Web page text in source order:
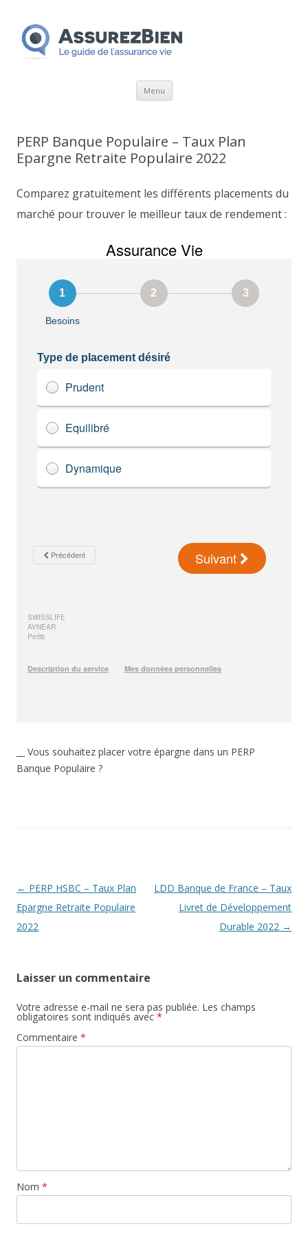
Menu Aller
PERP Banque Populaire – Taux Plan
Epargne Retraite Populaire 2022
Comparez gratuitement les différents placements du
marché pour trouver le meilleur taux de rendement :
__ Vous souhaitez placer votre épargne dans un PERP
Banque Populaire ?
Navigation
des
articles
← PERP HSBC – Taux Plan
Epargne Retraite Populaire
2022
LDD Banque de France – Taux
Livret de Développement
Durable 2022 →
Laisser un commentaire
Votre adresse e-mail ne sera pas publiée. Les champs
obligatoires sont indiqués avec *
Commentaire *
Nom *